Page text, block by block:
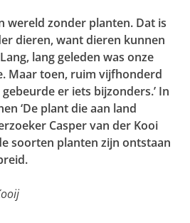
wereld zonder planten. Dat is
dieren, want dieren kunnen
lang geleden was onze
Maar toen, ruim vijfhonderd
er iets bijzonders.’ In
‘De plant die aan land
Casper van der Kooi
soorten planten zijn ontstaan